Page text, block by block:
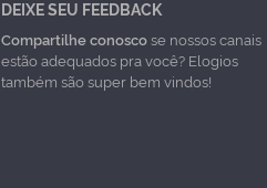
DEIXE SEU FEEDBACK
Compartilhe conoscose nossos canais
estão adequados pra você? Elogios
também são super bem vindos!